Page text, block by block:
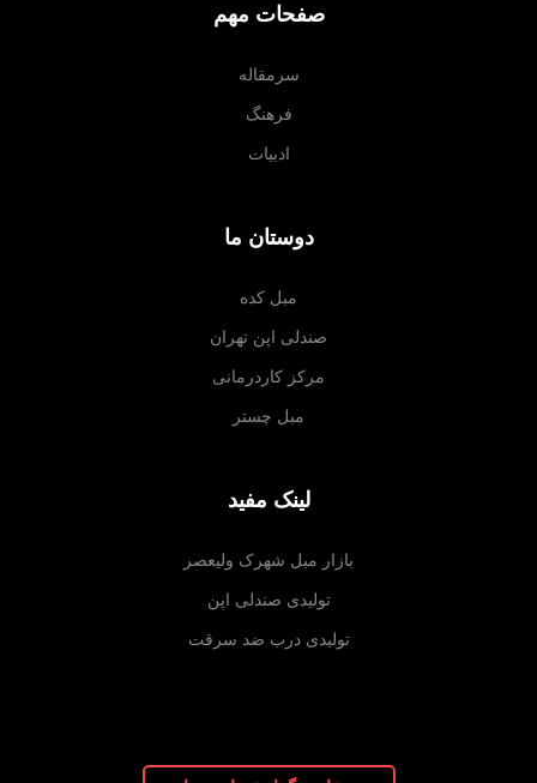
صفحات مهم
سرمقاله
فرهنگ
ادبیات
دوستان ما
مبل کده
صندلی اپن تهران
مرکز کاردرمانی
مبل چستر
لینک مفید
بازار مبل شهرک ولیعصر
تولیدی صندلی اپن
تولیدی درب ضد سرقت